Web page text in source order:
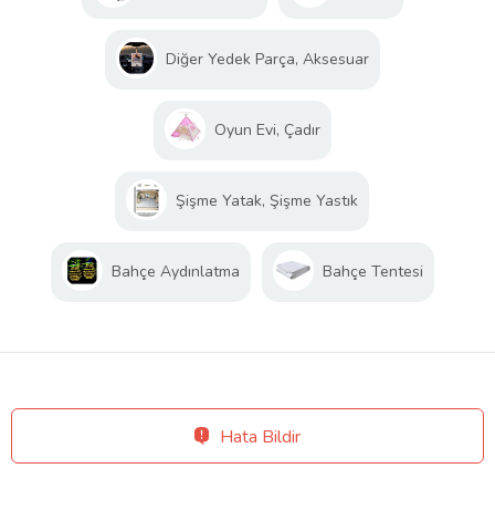
Diğer Yedek Parça, Aksesuar
Oyun Evi, Çadır
Şişme Yatak, Şişme Yastık
Bahçe Aydınlatma Bahçe Tentesi
Hata Bildir